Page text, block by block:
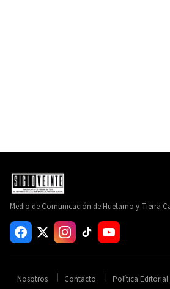
Medio de Comunicación de Huetamo y Tierra
Nosotros Contacto Política Editorial